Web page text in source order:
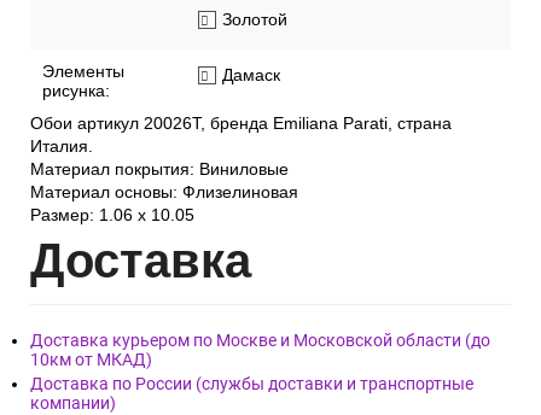
Золотой
Элементы
рисунка:
Дамаск
Обои артикул 20026T, бренда Emiliana Parati, страна
Италия.
Материал покрытия: Виниловые
Материал основы: Флизелиновая
Размер: 1.06 x 10.05
Доставка
Доставка курьером по Москве и Московской области (до
10км от МКАД)
Доставка по России (службы доставки и транспортные
компании)